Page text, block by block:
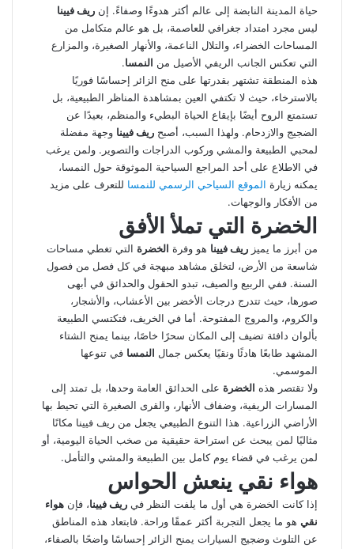
حياة المدينة النابضة إلى عالم أكثر هدوءًا وصفاءً. إن ريف فيينا
ليس مجرد امتداد جغرافي للعاصمة، بل هو عالم متكامل من
المساحات الخضراء، والتلال الناعمة، والأنهار الصغيرة، والمزارع
التي تعكس الجانب الريفي الأصيل من النمسا.
هذه المنطقة تشتهر بقدرتها على منح الزائر إحساسًا فوريًا
بالاسترخاء، حيث لا تكتفي العين بمشاهدة المناظر الطبيعية، بل
تستمتع الروح أيضًا بإيقاع الحياة البطيء والمنظم، بعيدًا عن
الضجيج والازدحام. ولهذا السبب، أصبح ريف فيينا وجهة مفضلة
لمحبي الطبيعة والمشي وركوب الدراجات والتصوير. ولمن يرغب
في الاطلاع على أحد المراجع السياحية الموثوقة حول النمسا،
يمكنه زيارة الموقع السياحي الرسمي للنمسا للتعرف على مزيد
من الأفكار والوجهات.
الخضرة التي تملأ الأفق
من أبرز ما يميز ريف فيينا هو وفرة الخضرة التي تغطي مساحات
شاسعة من الأرض، لتخلق مشاهد مبهجة في كل فصل من فصول
السنة. ففي الربيع والصيف، تبدو الحقول والحدائق في أبهى
صورها، حيث تتدرج درجات الأخضر بين الأعشاب، والأشجار،
والكروم، والمروج المفتوحة. أما في الخريف، فتكتسي الطبيعة
بألوان دافئة تضيف إلى المكان سحرًا خاصًا، بينما يمنح الشتاء
المشهد طابعًا هادئًا ونقيًا يعكس جمال النمسا في تنوعها
الموسمي.
ولا تقتصر هذه الخضرة على الحدائق العامة وحدها، بل تمتد إلى
المسارات الريفية، وضفاف الأنهار، والقرى الصغيرة التي تحيط بها
الأراضي الزراعية. هذا التنوع الطبيعي يجعل من ريف فيينا مكانًا
مثاليًا لمن يبحث عن استراحة حقيقية من صخب الحياة اليومية، أو
لمن يرغب في قضاء يوم كامل بين الطبيعة والمشي والتأمل.
هواء نقي ينعش الحواس
إذا كانت الخضرة هي أول ما يلفت النظر في ريف فيينا، فإن هواء
نقي هو ما يجعل التجربة أكثر عمقًا وراحة. فابتعاد هذه المناطق
عن التلوث وضجيج السيارات يمنح الزائر إحساسًا واضحًا بالصفاء،